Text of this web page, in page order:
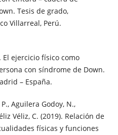
Tesis de grado,
Villarreal, Perú.
El ejercicio físico como
con síndrome de Down.
– España.
Aguilera Godoy, N.,
Véliz, C. (2019). Relación de
físicas y funciones